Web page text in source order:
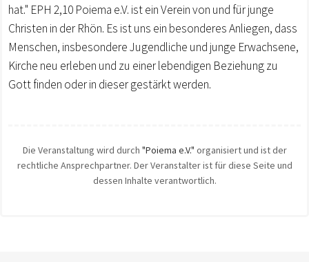
hat." EPH 2,10 Poiema e.V. ist ein Verein von und für junge
Christen in der Rhön. Es ist uns ein besonderes Anliegen, dass
Menschen, insbesondere Jugendliche und junge Erwachsene,
Kirche neu erleben und zu einer lebendigen Beziehung zu
Gott finden oder in dieser gestärkt werden.
Die Veranstaltung wird durch "Poiema e.V." organisiert und ist der
rechtliche Ansprechpartner. Der Veranstalter ist für diese Seite und
dessen Inhalte verantwortlich.